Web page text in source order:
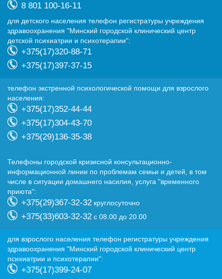
8 801 100-16-11
для детского населения телефон регистратуры учреждения
здравоохранения "Минский городской клинический центр
детской психиатрии и психотерапии":
+375(17)320-88-71
+375(17)397-37-15
телефон экстренной психологической помощи для взрослого
населения:
+375(17)352-44-44
+375(17)304-43-70
+375(29)136-35-38
Телефоны городской кризисной консультационно-
информационной линии по проблемам семьи и детей, в том
числе в ситуации домашнего насилия, услуга "временного
приюта":
+375(29)367-32-32 круглосуточно
+375(33)603-32-32 с 08.00 до 20.00
для взрослого населения телефон регистратуры учреждения
здравоохранения "Минский городской клинический центр
психиатрии и психотерапии":
+375(17)399-24-07